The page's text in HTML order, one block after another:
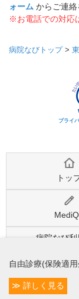
ォーム からご連絡
※お電話での対応
病院なびトップ>
プライ
トッ
病院なび利
自由診療(保険適
詳しく見る